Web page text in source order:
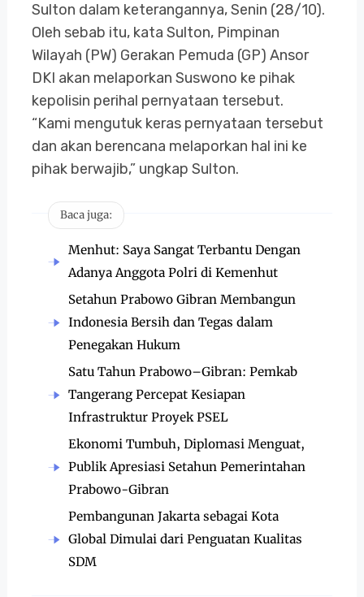
Sulton dalam keterangannya, Senin (28/10).
Oleh sebab itu, kata Sulton, Pimpinan
Wilayah (PW) Gerakan Pemuda (GP) Ansor
DKI akan melaporkan Suswono ke pihak
kepolisin perihal pernyataan tersebut.
“Kami mengutuk keras pernyataan tersebut
dan akan berencana melaporkan hal ini ke
pihak berwajib,” ungkap Sulton.
Baca juga:
Menhut: Saya Sangat Terbantu Dengan
Adanya Anggota Polri di Kemenhut
Setahun Prabowo Gibran Membangun
Indonesia Bersih dan Tegas dalam
Penegakan Hukum
Satu Tahun Prabowo–Gibran: Pemkab
Tangerang Percepat Kesiapan
Infrastruktur Proyek PSEL
Ekonomi Tumbuh, Diplomasi Menguat,
Publik Apresiasi Setahun Pemerintahan
Prabowo-Gibran
Pembangunan Jakarta sebagai Kota
Global Dimulai dari Penguatan Kualitas
SDM